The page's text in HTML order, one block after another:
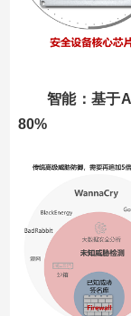
智能：基于
80%